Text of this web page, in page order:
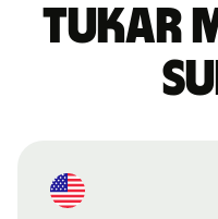
Tukar